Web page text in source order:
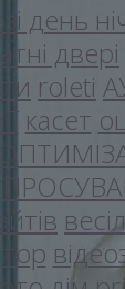
день
двері
roleti
касет